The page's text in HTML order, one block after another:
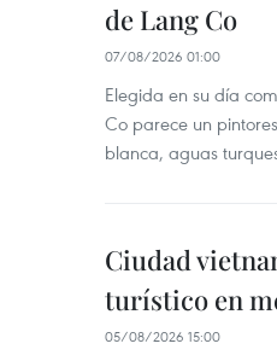
de Lang Co
07/08/2026 01:00
Elegida en su día
Co parece un
blanca, aguas
Ciudad
turístico en
05/08/2026 15:00